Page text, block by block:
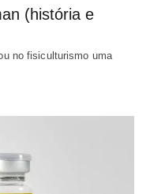
(história e
no fisiculturismo uma